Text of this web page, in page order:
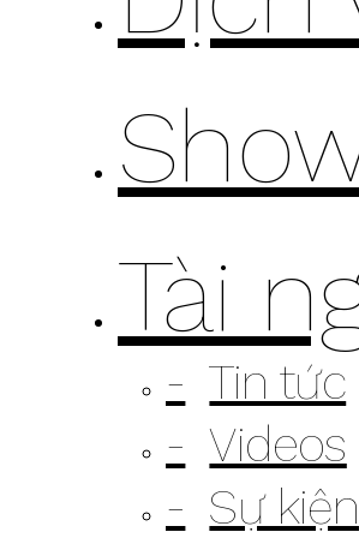
Tài
Tin tức
Videos
Sự kiện